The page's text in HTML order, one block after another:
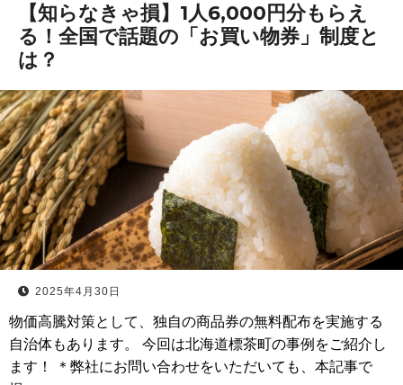
【知らなきゃ損】1人6,000円分もらえ
る！全国で話題の「お買い物券」制度と
は？
2025年4月30日
物価高騰対策として、独自の商品券の無料配布を実施する
自治体もあります。 今回は北海道標茶町の事例をご紹介し
ます！ ＊弊社にお問い合わせをいただいても、本記事で